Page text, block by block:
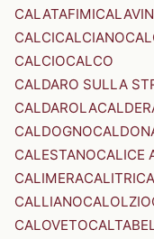
CALATAFIMI
CALCICALCIANO
CALCIOCALCO
CALDARO SULLA
CALDAROLA
CALDOGNO
CALESTANOCALICE
CALIMERACALITRI
CALLIANO
CALOVETO